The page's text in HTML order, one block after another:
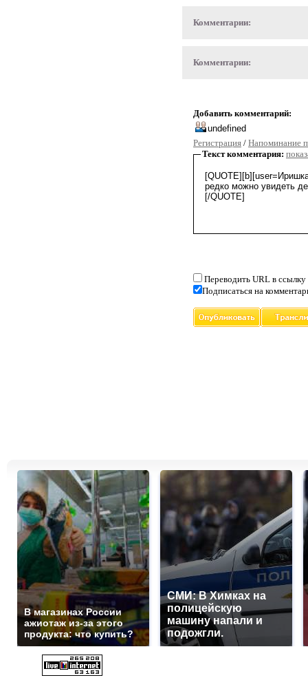
Комментарии:
Комментарии:
Добавить комментарий:
Регистрация / Напоминание
Текст комментария:
Переводить URL в ссылку
Подписаться на
В магазинах России
ажиотаж из-за этого
продукта: что купить?
СМИ: В Химках на
полицейскую
машину напали и
подожгли.